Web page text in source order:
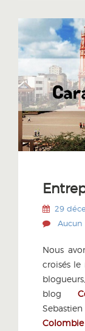
29
Nous
croisés
blog
Colombie